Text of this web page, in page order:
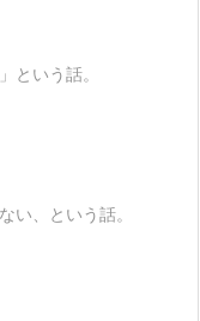
という話。
い、という話。